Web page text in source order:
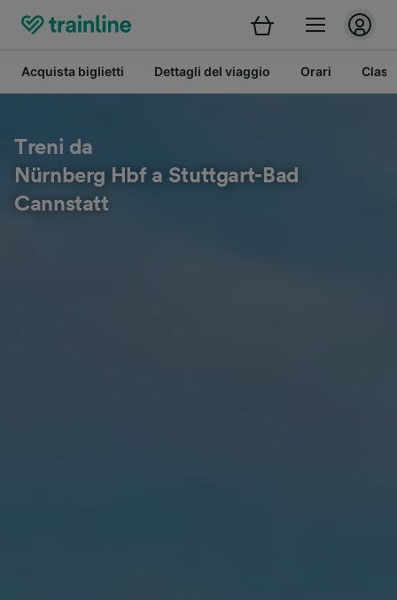
Acquista biglietti Dettagli del viaggio Orari
Treni da
Nürnberg Hbf a Stuttgart-Bad
Cannstatt